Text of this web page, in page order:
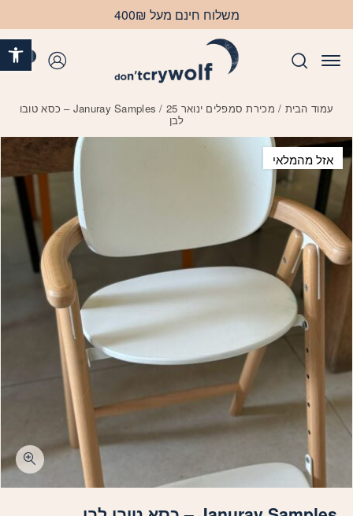
משלוח חינם מעל 400₪
עמוד הבית / מכירת סמפלים ינואר 25 / Januray Samples – כסא טובו
לבן
אזל מהמלאי